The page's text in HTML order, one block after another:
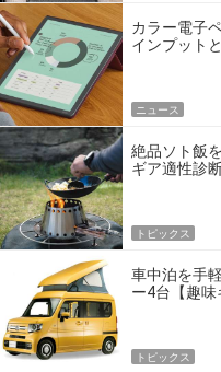
カラー電子
インプット
ニュース
絶品ソト飯
ギア適性診断
トピックス
車中泊を手
ー4台【趣味
トピックス